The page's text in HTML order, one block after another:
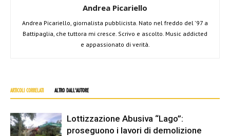
Andrea Picariello
Andrea Picariello, giornalista pubblicista. Nato nel freddo del '97 a
Battipaglia, che tuttora mi cresce. Scrivo e ascolto. Music addicted
e appassionato di verità.
ARTICOLI CORRELATI ALTRO DALL'AUTORE
Lottizzazione Abusiva “Lago”:
proseguono i lavori di demolizione